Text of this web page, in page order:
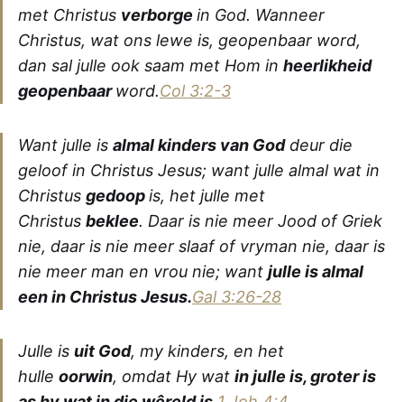
met Christus verborge in God. Wanneer
Christus, wat ons lewe is, geopenbaar word,
dan sal julle ook saam met Hom in heerlikheid
geopenbaarword.Col 3:2-3
Want julle is almal kinders van Goddeur die
geloof in Christus Jesus; want julle almal wat in
Christus gedoopis, het julle met
Christus beklee. Daar is nie meer Jood of Griek
nie, daar is nie meer slaaf of vryman nie, daar is
nie meer man en vrou nie; want julle is almal
een in Christus Jesus.Gal 3:26-28
Julle is uit God, my kinders, en het
hulle oorwin, omdat Hy wat in julle is, groter is